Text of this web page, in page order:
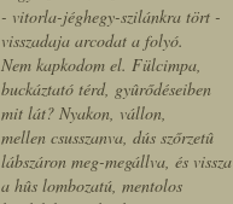
- vitorla-jéghegy-szilánkra tört -
visszadaja arcodat a folyó.
Nem kapkodom el. Fülcimpa,
buckáztató térd, gyûrődéseiben
mit lát? Nyakon, vállon,
mellen csusszanva, dús szőrzetû
lábszáron meg-megállva, és vissza
a hûs lombozatú, mentolos